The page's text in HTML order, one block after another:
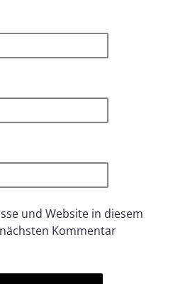
und Website in diesem
Kommentar